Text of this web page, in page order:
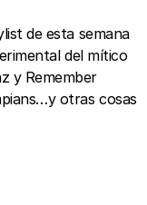
de esta semana
del mítico
y Remember
otras cosas